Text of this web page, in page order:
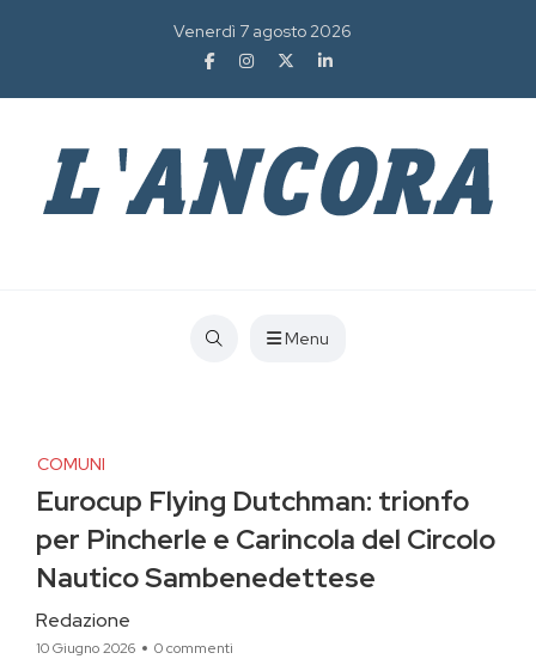
Venerdì 7 agosto 2026
Menu
COMUNI
Eurocup Flying Dutchman: trionfo
per Pincherle e Carincola del Circolo
Nautico Sambenedettese
Redazione
10 Giugno 2026 0 commenti